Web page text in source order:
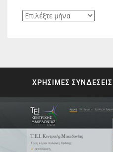
Ιστορικό
ΧΡΗΣΙΜΕΣ ΣΥΝΔΕΣΕΙΣ